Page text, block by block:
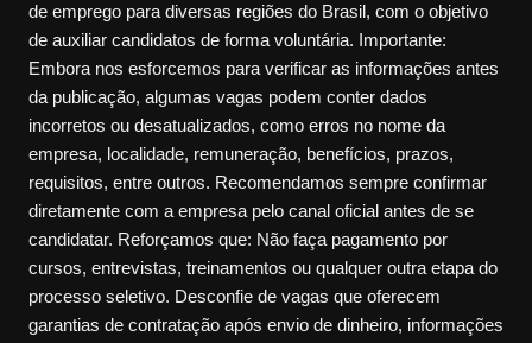
de emprego para diversas regiões do Brasil, com o objetivo
de auxiliar candidatos de forma voluntária. Importante:
Embora nos esforcemos para verificar as informações antes
da publicação, algumas vagas podem conter dados
incorretos ou desatualizados, como erros no nome da
empresa, localidade, remuneração, benefícios, prazos,
requisitos, entre outros. Recomendamos sempre confirmar
diretamente com a empresa pelo canal oficial antes de se
candidatar. Reforçamos que: Não faça pagamento por
cursos, entrevistas, treinamentos ou qualquer outra etapa do
processo seletivo. Desconfie de vagas que oferecem
garantias de contratação após envio de dinheiro, informações